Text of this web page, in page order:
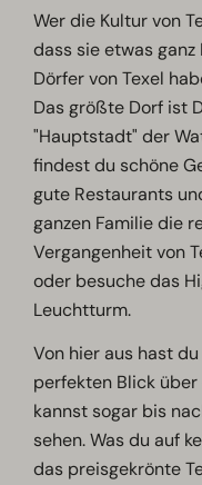
Wer die Kultur von
dass sie etwas
Dörfer von Texel
Das größte Dorf ist
"Hauptstadt" der
findest du schöne
gute Restaurants
ganzen Familie die
Vergangenheit von
oder besuche das
Leuchtturm.
Von hier aus hast
perfekten Blick
kannst sogar bis
sehen. Was du auf
das preisgekrönte